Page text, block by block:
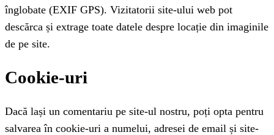
înglobate (EXIF GPS). Vizitatorii site-ului web pot
descărca și extrage toate datele despre locație din imaginile
de pe site.
Cookie-uri
Dacă lași un comentariu pe site-ul nostru, poți opta pentru
salvarea în cookie-uri a numelui, adresei de email și site-